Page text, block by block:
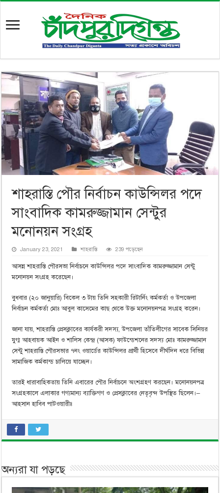
শাহরাস্তি পৌর নির্বাচন কাউন্সিলর পদে
সাংবাদিক কামরুজ্জামান সেন্টুর
মনোনয়ন সংগ্রহ
January 23, 2021 শাহরাস্তি 239 পড়েছেন
আসন্ন শাহরাস্তি পৌরসভা নির্বাচনে কাউন্সিলর পদে সাংবাদিক কামরুজ্জামান সেন্টু
মনোনয়ন সংগ্রহ করেছেন।
বুধবার (২০ জানুয়ারি) বিকেল ৩ টায় তিনি সহকারী রিটার্নিং কর্মকর্তা ও উপজেলা
নির্বাচন কর্মকর্তা মোঃ আবুল কাসেমের কাছ থেকে উক্ত মনোনয়নপত্র সংগ্রহ করেন।
জানা যায়, শাহরাস্তি প্রেসক্লাবের কার্যকরী সদস্য, উপজেলা তাঁতিলীগের সাবেক সিনিয়র
যুগ্ম আহবায়ক আইন ও শালিস কেন্দ্র (আসক) ফাউন্ডেশনের সদস্য মোঃ কামরুজ্জামান
সেন্টু শাহরাস্তি পৌরসভার ৭নং ওয়ার্ডের কাউন্সিলর প্রার্থী হিসেবে দীর্ঘদিন ধরে বিভিন্ন
সামাজিক কর্মকান্ড চালিয়ে যাচ্ছেন।
তারই ধারাবাহিকতায় তিনি এবারের পৌর নির্বাচনে অংশগ্রহণ করছেন। মনোনয়নপত্র
সংগ্রহকালে এলাকার গণ্যমান্য ব্যাক্তিগণ ও প্রেসক্লাবের নেতৃবৃন্দ উপস্থিত ছিলেন।–
আহসান হাবিব পাটওয়ারীঃ
অন্যরা যা পড়ছে